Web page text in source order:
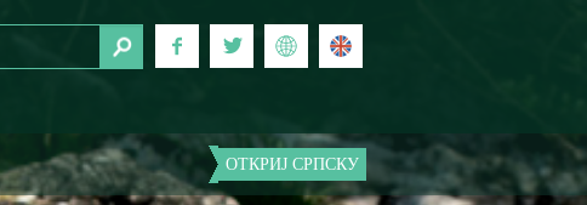
ОТКРИЈ СРПСКУ